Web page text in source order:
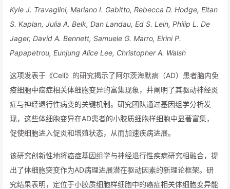
Kyle J. Travaglini, Mariano I. Gabitto, Rebecca D. Hodge, Eitan
S. Kaplan, Julia A. Belk, Dan Landau, Ed S. Lein, Philip L. De
Jager, David A. Bennett, Samuele G. Marro, Eirini P.
Papapetrou, Eunjung Alice Lee, Christopher A. Walsh
这项发表于《Cell》的研究揭示了阿尔茨海默病（AD）患者脑内免
疫细胞中癌症相关体细胞变异的富集现象，并阐明了其驱动神经炎
症与神经退行性病变的关键机制。研究团队通过基因组学分析发
现，这些体细胞变异在AD患者的小胶质细胞样细胞中显著富集，
促使细胞进入促炎和增殖状态，从而加速疾病进展。
该研究创新性地将癌症基因组学与神经退行性疾病研究相融合，提
出了体细胞突变作为AD病理进展潜在驱动因素的新理论框架。研
究结果表明，定位于小胶质细胞样细胞中的癌症相关体细胞变异能